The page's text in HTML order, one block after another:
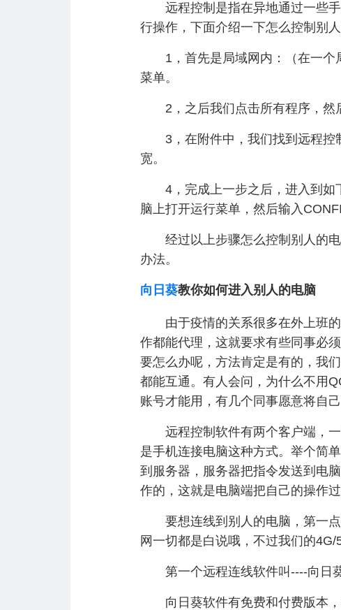
远程控制是指在异地通过一些手
行操作，下面介绍一下怎么控制别人
1，首先是局域网内：（在一个
菜单。
2，之后我们点击所有程序，然
3，在附件中，我们找到远程控
宽。
4，完成上一步之后，进入到如
脑上打开运行菜单，然后输入
经过以上步骤怎么控制别人的电
办法。
向日葵教你如何进入别人的电脑
由于疫情的关系很多在外上班的
作都能代理，这就要求有些同事必
要怎么办呢，方法肯定是有的，我
都能互通。有人会问，为什么不用
账号才能用，有几个同事愿意将自
远程控制软件有两个客户端，一
是手机连接电脑这种方式。举个简
到服务器，服务器把指令发送到电
作的，这就是电脑端把自己的操作
要想连线到别人的电脑，第一点
网一切都是白说哦，不过我们的
第一个远程连线软件叫----向日
向日葵软件有免费和付费版本，